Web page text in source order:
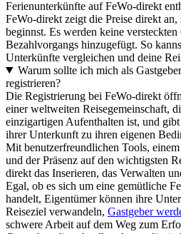
Ferienunterkünfte auf FeWo-direkt
FeWo-direkt zeigt die Preise direkt
beginnst. Es werden keine
Bezahlvorgangs hinzugefügt. So
Unterkünfte vergleichen und deine
Warum sollte ich mich als
registrieren?
Die Registrierung bei FeWo-direkt
einer weltweiten Reisegemeinschaft,
einzigartigen Aufenthalten ist, und
ihrer Unterkunft zu ihren eigenen
Mit benutzerfreundlichen Tools,
und der Präsenz auf den wichtigsten
direkt das Inserieren, das Verwalten
Egal, ob es sich um eine gemütliche
handelt, Eigentümer können ihre
Reiseziel verwandeln, Gastgeber
schwere Arbeit auf dem Weg zum